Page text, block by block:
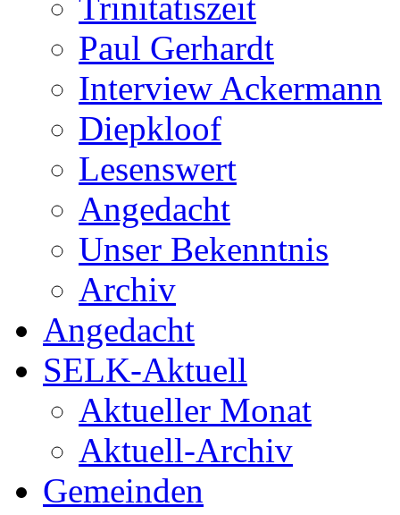
Paul Gerhardt
Interview Ackermann
Diepkloof
Lesenswert
Angedacht
Unser Bekenntnis
Archiv
Angedacht
SELK-Aktuell
Aktueller Monat
Aktuell-Archiv
Gemeinden